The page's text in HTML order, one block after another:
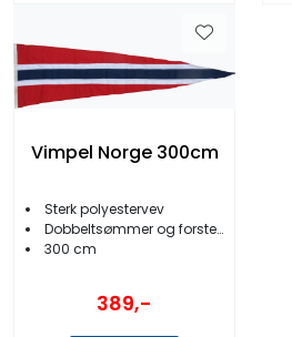
Vimpel Norge 300cm
Sterk polyestervev
Dobbeltsømmer og forsterket rygg
300 cm
389,-